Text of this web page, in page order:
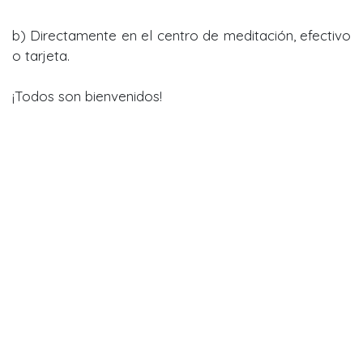
b) Directamente en el centro de meditación, efectivo
o tarjeta.
¡Todos son bienvenidos!